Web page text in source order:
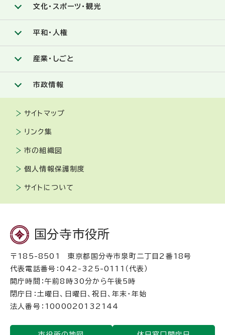
文化・スポーツ・観光
平和・人権
産業・しごと
市政情報
サイトマップ
リンク集
市の組織図
個人情報保護制度
サイトについて
国分寺市役所
〒185-8501 東京都国分寺市泉町二丁目2番18号
代表電話番号：042-325-0111（代表）
開庁時間：午前8時30分から午後5時
閉庁日：土曜日、日曜日、祝日、年末・年始
法人番号：1000020132144